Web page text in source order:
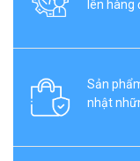
lên hàng
Sản
nhật